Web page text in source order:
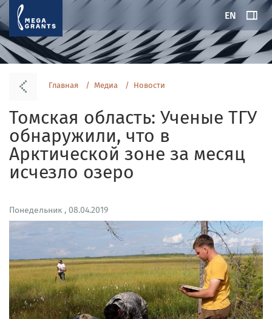
EN
Главная Медиа Новости
Томская область: Ученые ТГУ
обнаружили, что в
Арктической зоне за месяц
исчезло озеро
Понедельник , 08.04.2019